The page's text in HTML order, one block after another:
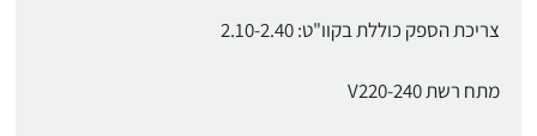
צריכת הספק כוללת בקוו"ט: 2.10-2.40
מתח רשת V220-240